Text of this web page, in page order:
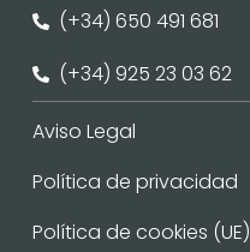
(+34) 650 491 681
(+34) 925 23 03 62
Aviso Legal
Política de privacidad
Política de cookies (UE)